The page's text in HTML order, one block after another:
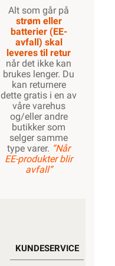
Alt som går på
strøm eller
batterier (EE-
avfall) skal
leveres til retur
når det ikke kan
brukes lenger. Du
kan returnere
dette gratis i en av
våre varehus
og/eller andre
butikker som
selger samme
type varer. “Når
EE-produkter blir
avfall”
KUNDESERVICE